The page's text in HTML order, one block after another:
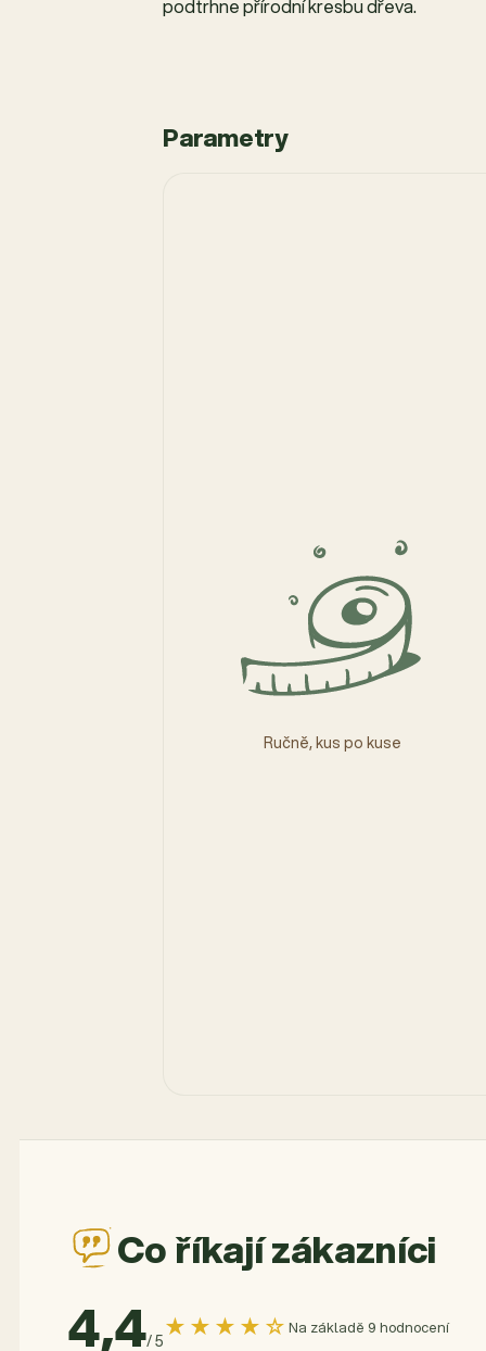
podtrhne přírodní kresbu dřeva.
Parametry
Ručně, kus po kuse
Co říkají zákazníci
4,4/ 5★★★★☆ Na základě 9 hodnocení